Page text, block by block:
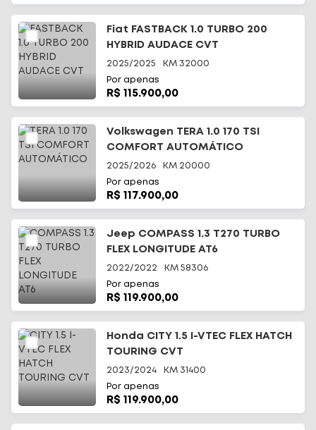
Fiat FASTBACK 1.0 TURBO 200
HYBRID AUDACE CVT
2025/2025 KM 32000
Por apenas
R$ 115.900,00
Volkswagen TERA 1.0 170 TSI
COMFORT AUTOMÁTICO
2025/2026 KM 20000
Por apenas
R$ 117.900,00
Jeep COMPASS 1.3 T270 TURBO
FLEX LONGITUDE AT6
2022/2022 KM 58306
Por apenas
R$ 119.900,00
Honda CITY 1.5 I-VTEC FLEX HATCH
TOURING CVT
2023/2024 KM 31400
Por apenas
R$ 119.900,00